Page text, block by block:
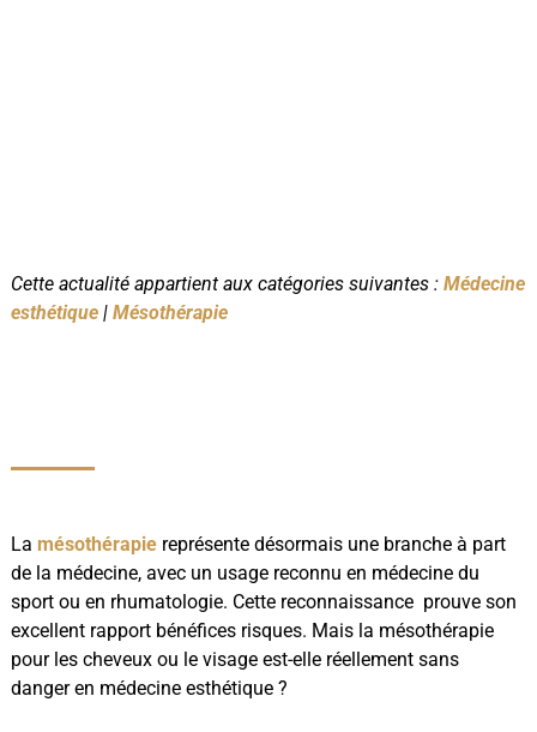
Cette actualité appartient aux catégories suivantes : Médecine
esthétique| Mésothérapie
La mésothérapiereprésente désormais une branche à part
de la médecine, avec un usage reconnu en médecine du
sport ou en rhumatologie. Cette reconnaissance prouve son
excellent rapport bénéfices risques. Mais la mésothérapie
pour les cheveux ou le visage est-elle réellement sans
danger en médecine esthétique ?